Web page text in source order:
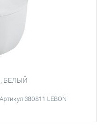
БЕЛЫЙ
380811 LEBON